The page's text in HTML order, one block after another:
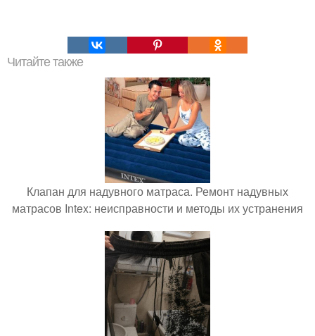
Читайте также
Клапан для надувного матраса. Ремонт надувных
матрасов Intex: неисправности и методы их устранения